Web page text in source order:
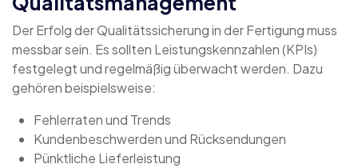
Der Erfolg der Qualitätssicherung in der Fertigung muss
messbar sein. Es sollten Leistungskennzahlen (KPIs)
festgelegt und regelmäßig überwacht werden. Dazu
gehören beispielsweise:
Fehlerraten und Trends
Kundenbeschwerden und Rücksendungen
Pünktliche Lieferleistung